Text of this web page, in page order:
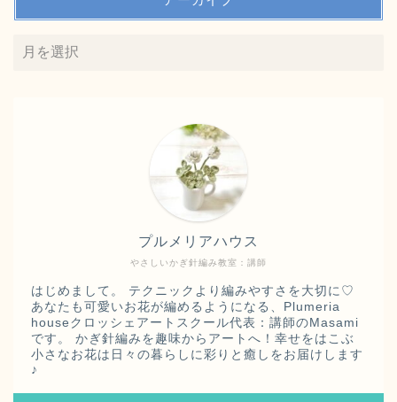
やさしいかぎ針編み教室：講師
プルメリアハウス
はじめまして。 テクニックより編みやすさを大切に♡
あなたも可愛いお花が編めるようになる、Plumeria
houseクロッシェアートスクール代表：講師のMasami
です。 かぎ針編みを趣味からアートへ！幸せをはこぶ
小さなお花は日々の暮らしに彩りと癒しをお届けします
♪
【クロッシェアートスクー
ル
認定講師紹介】ページ
♪